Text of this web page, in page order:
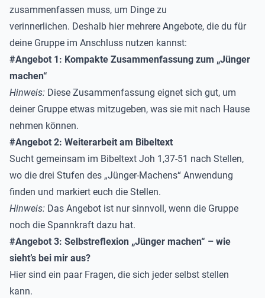
zusammenfassen muss, um Dinge zu
verinnerlichen. Deshalb hier mehrere Angebote, die du für
deine Gruppe im Anschluss nutzen kannst:
#Angebot 1: Kompakte Zusammenfassung zum „Jünger
machen“
Hinweis: Diese Zusammenfassung eignet sich gut, um
deiner Gruppe etwas mitzugeben, was sie mit nach Hause
nehmen können.
#Angebot 2: Weiterarbeit am Bibeltext
Sucht gemeinsam im Bibeltext Joh 1,37-51 nach Stellen,
wo die drei Stufen des „Jünger-Machens“ Anwendung
finden und markiert euch die Stellen.
Hinweis: Das Angebot ist nur sinnvoll, wenn die Gruppe
noch die Spannkraft dazu hat.
#Angebot 3: Selbstreflexion „Jünger machen“ – wie
sieht’s bei mir aus?
Hier sind ein paar Fragen, die sich jeder selbst stellen
kann.